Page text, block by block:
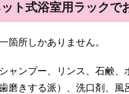
ト式浴室用ラックで
箇所しかありません。
ャンプー、リンス、石鹸
磨きする派）、洗口剤、